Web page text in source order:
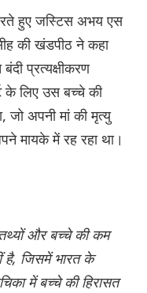
हुए जस्टिस अभय एस
की खंडपीठ ने कहा
प्रत्यक्षीकरण
के लिए उस बच्चे की
जो अपनी मां की मृत्यु
मायके में रह रहा था।
तथ्यों और बच्चे की कम
है, जिसमें भारत के
में बच्चे की हिरासत